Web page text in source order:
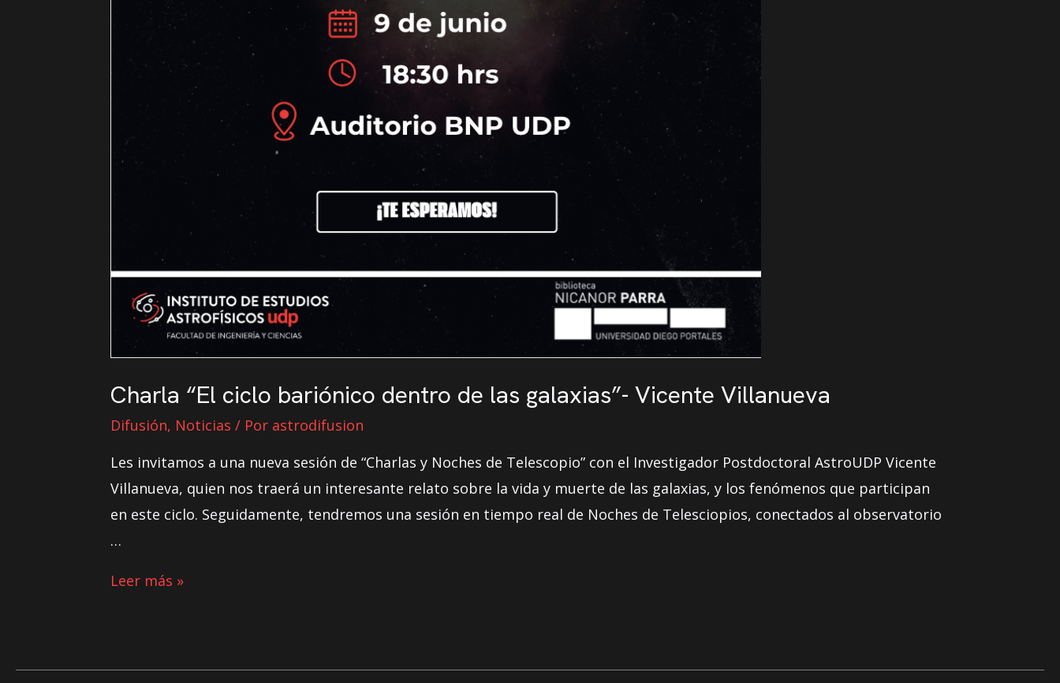
Charla “El ciclo bariónico dentro de las galaxias”- Vicente Villanueva
Difusión, Noticias / Por astrodifusion
Les invitamos a una nueva sesión de “Charlas y Noches de Telescopio” con el Investigador Postdoctoral AstroUDP Vicente
Villanueva, quien nos traerá un interesante relato sobre la vida y muerte de las galaxias, y los fenómenos que participan
en este ciclo. Seguidamente, tendremos una sesión en tiempo real de Noches de Telesciopios, conectados al observatorio
…
Leer más »